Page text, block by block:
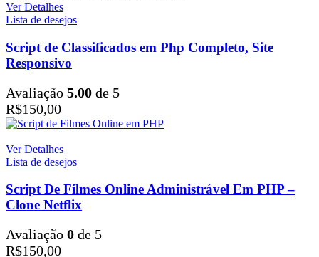
Ver Detalhes
Lista de desejos
Script de Classificados em Php Completo, Site
Responsivo
Avaliação 5.00 de 5
R$150,00
Ver Detalhes
Lista de desejos
Script De Filmes Online Administrável Em PHP –
Clone Netflix
Avaliação 0 de 5
R$150,00